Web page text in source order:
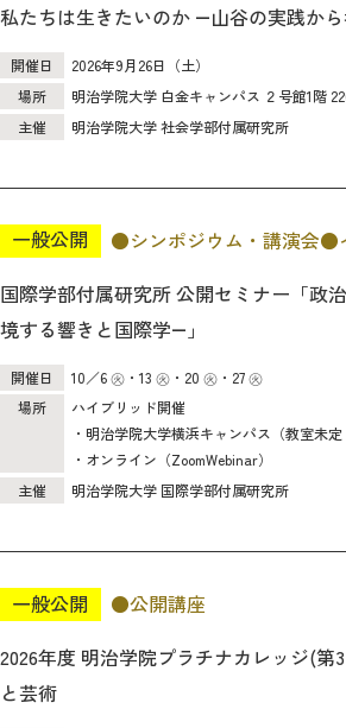
私たちは生きたいのか ―山谷の実践から考える、孤立をこえ
たつながり―」 のご案内
開催日
2026年9月26日（土）
場所
明治学院大学 白金キャンパス ２号館1階
主催
明治学院大学 社会学部付属研究所
一般公開 シンポジウム・講演会
国際学部付属研究所 公開セミナー「政
境する響きと国際学―」
開催日
10／6 ㊋・13 ㊋・20 ㊋・27 ㊋
場所
ハイブリッド開催
・明治学院大学横浜キャンパス（教室未定
・オンライン（ZoomWebinar）
主催
明治学院大学 国際学部付属研究所
一般公開
公開講座
2026年度 明治学院プラチナカレッジ(第
と芸術